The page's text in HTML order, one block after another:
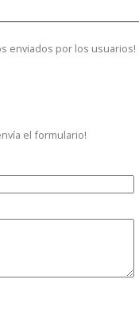
enviados por los usuarios!
el formulario!